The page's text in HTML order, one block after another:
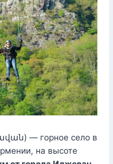
— горное село в
на высоте